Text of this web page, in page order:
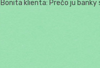
Bonita klienta: Prečo ju